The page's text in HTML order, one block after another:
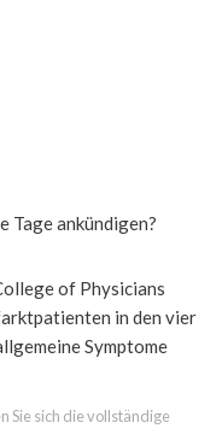
Tage ankündigen?
of Physicians
in den vier
Symptome
Sie sich die vollständige